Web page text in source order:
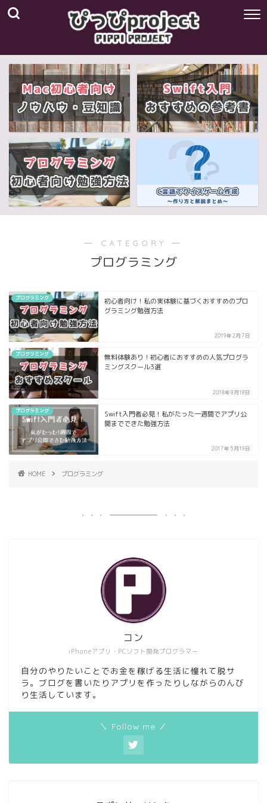
― CATEGORY ―
プログラミング
プログラミング
初心者向け！私の実体験に基づくおすすめのプロ
グラミング勉強方法
2019年2月7日
プログラミング
無料体験あり！初心者におすすめの人気プログラ
ミングスクール3選
2018年8月18日
プログラミング
Swift入門者必見！私がたった一週間でアプリ公
開までできた勉強方法
2017年5月19日
HOME プログラミング
iPhoneアプリ・PCソフト開発プログラマー
コン
自分のやりたいことでお金を稼げる生活に憧れて脱サ
ラ。ブログを書いたりアプリを作ったりしながらのんび
り生活しています。
＼ Follow me ／